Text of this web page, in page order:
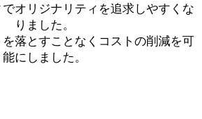
オリジナリティを追求しやすくな
りました。
落とすことなくコストの削減を可
能にしました。